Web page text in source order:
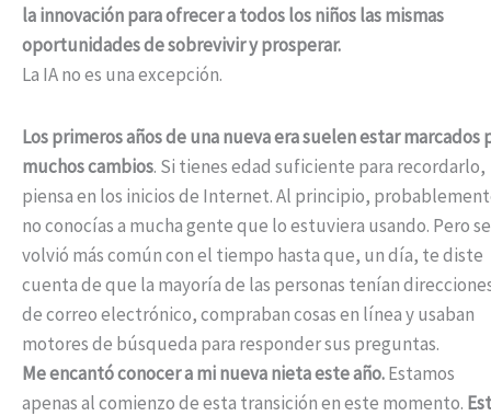
la innovación para ofrecer a todos los niños las mismas
oportunidades de sobrevivir y prosperar.
La IA no es una excepción.
Los primeros años de una nueva era suelen estar marcados
muchos cambios. Si tienes edad suficiente para recordarlo,
piensa en los inicios de Internet. Al principio,
no conocías a mucha gente que lo estuviera usando. Pero se
volvió más común con el tiempo hasta que, un día, te diste
cuenta de que la mayoría de las personas tenían
de correo electrónico, compraban cosas en línea y usaban
motores de búsqueda para responder sus preguntas.
Me encantó conocer a mi nueva nieta este año.Estamos
apenas al comienzo de esta transición en este momento.